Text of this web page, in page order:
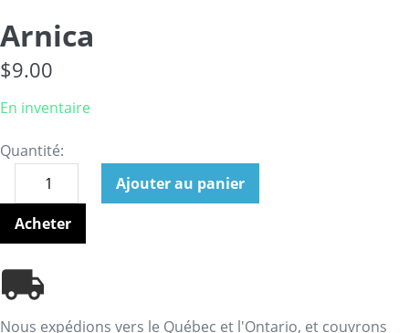
Arnica
$9.00
En inventaire
Quantité:
Ajouter au panier
Acheter
Nous expédions vers le Québec et l'Ontario, et couvrons